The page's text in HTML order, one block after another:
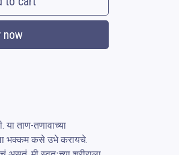
now
ताण-तणावाच्या
भक्कम कसे उभे करायचे.